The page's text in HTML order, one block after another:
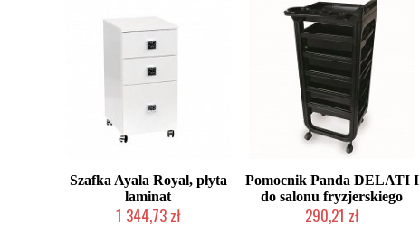
Szafka Ayala Royal, płyta
laminat
1 344,73 zł
Pomocnik Panda DELATI I
do salonu fryzjerskiego
290,21 zł